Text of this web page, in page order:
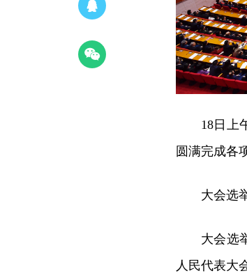
18日上
圆满完成各
大会选
大会选
人民代表大